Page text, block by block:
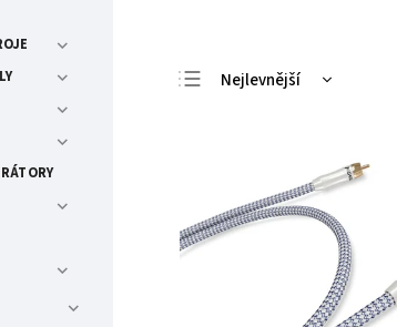
Nejlevnější
Abecedně